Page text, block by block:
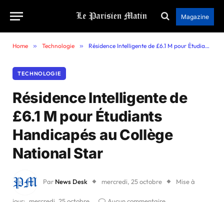
Magazine
Home » Technologie » Résidence Intelligente de £6.1 M pour Étudiants Handicapés au Collège National Star
TECHNOLOGIE
Résidence Intelligente de
£6.1 M pour Étudiants
Handicapés au Collège
National Star
Par News Desk mercredi, 25 octobre Mise à